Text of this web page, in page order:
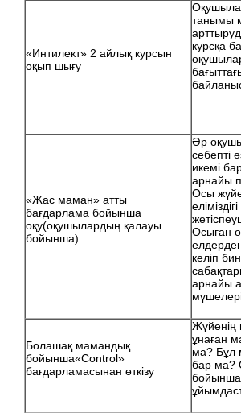
«Интилект» 2 айлық курсын
оқып шығу
танымы
курсқа
«Жас маман» атты
бағдарлама бойынша
оқу(оқушылардың қалауы
бойынша)
Әр
себепті
икемі
арнайы
Осы
Осыған
келіп
арнайы
Болашақ мамандық
бойынша«Сontrol»
бағдарламасынан өткізу
Жүйенің
ұнаған
ма? Бұл
бар ма?